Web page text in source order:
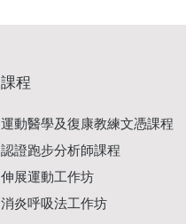
課程
運動醫學及復康教練文憑課程
認證跑步分析師課程
伸展運動工作坊
消炎呼吸法工作坊